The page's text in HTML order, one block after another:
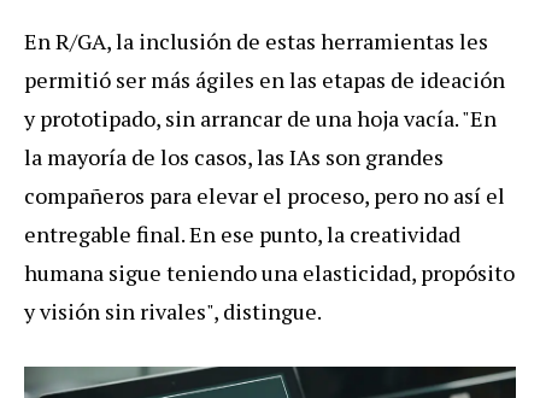
En R/GA, la inclusión de estas herramientas les
permitió ser más ágiles en las etapas de ideación
y prototipado, sin arrancar de una hoja vacía. "En
la mayoría de los casos, las IAs son grandes
compañeros para elevar el proceso, pero no así el
entregable final. En ese punto, la creatividad
humana sigue teniendo una elasticidad, propósito
y visión sin rivales", distingue.